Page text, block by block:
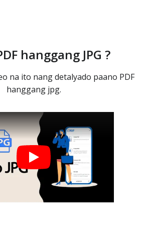
hanggang JPG ?
na ito nang detalyado paano PDF
hanggang jpg.